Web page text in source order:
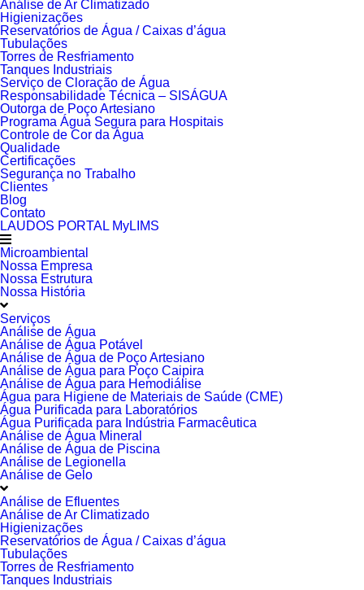
Análise de Ar Climatizado
Higienizações
Reservatórios de Água / Caixas d’água
Tubulações
Torres de Resfriamento
Tanques Industriais
Serviço de Cloração de Água
Responsabilidade Técnica – SISÁGUA
Outorga de Poço Artesiano
Programa Água Segura para Hospitais
Controle de Cor da Água
Qualidade
Certificações
Segurança no Trabalho
Clientes
Blog
Contato
LAUDOS PORTAL MyLIMS
Microambiental
Nossa Empresa
Nossa Estrutura
Nossa História
Serviços
Análise de Água
Análise de Água Potável
Análise de Água de Poço Artesiano
Análise de Água para Poço Caipira
Análise de Água para Hemodiálise
Água para Higiene de Materiais de Saúde (CME)
Água Purificada para Laboratórios
Água Purificada para Indústria Farmacêutica
Análise de Água Mineral
Análise de Água de Piscina
Análise de Legionella
Análise de Gelo
Análise de Efluentes
Análise de Ar Climatizado
Higienizações
Reservatórios de Água / Caixas d’água
Tubulações
Torres de Resfriamento
Tanques Industriais